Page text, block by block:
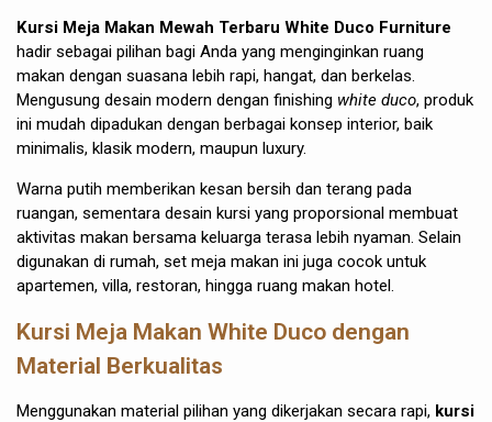
Kursi Meja Makan Mewah Terbaru White Duco Furniture
hadir sebagai pilihan bagi Anda yang menginginkan ruang
makan dengan suasana lebih rapi, hangat, dan berkelas.
Mengusung desain modern dengan finishing white duco, produk
ini mudah dipadukan dengan berbagai konsep interior, baik
minimalis, klasik modern, maupun luxury.
Warna putih memberikan kesan bersih dan terang pada
ruangan, sementara desain kursi yang proporsional membuat
aktivitas makan bersama keluarga terasa lebih nyaman. Selain
digunakan di rumah, set meja makan ini juga cocok untuk
apartemen, villa, restoran, hingga ruang makan hotel.
Kursi Meja Makan White Duco dengan
Material Berkualitas
Menggunakan material pilihan yang dikerjakan secara rapi, kursi